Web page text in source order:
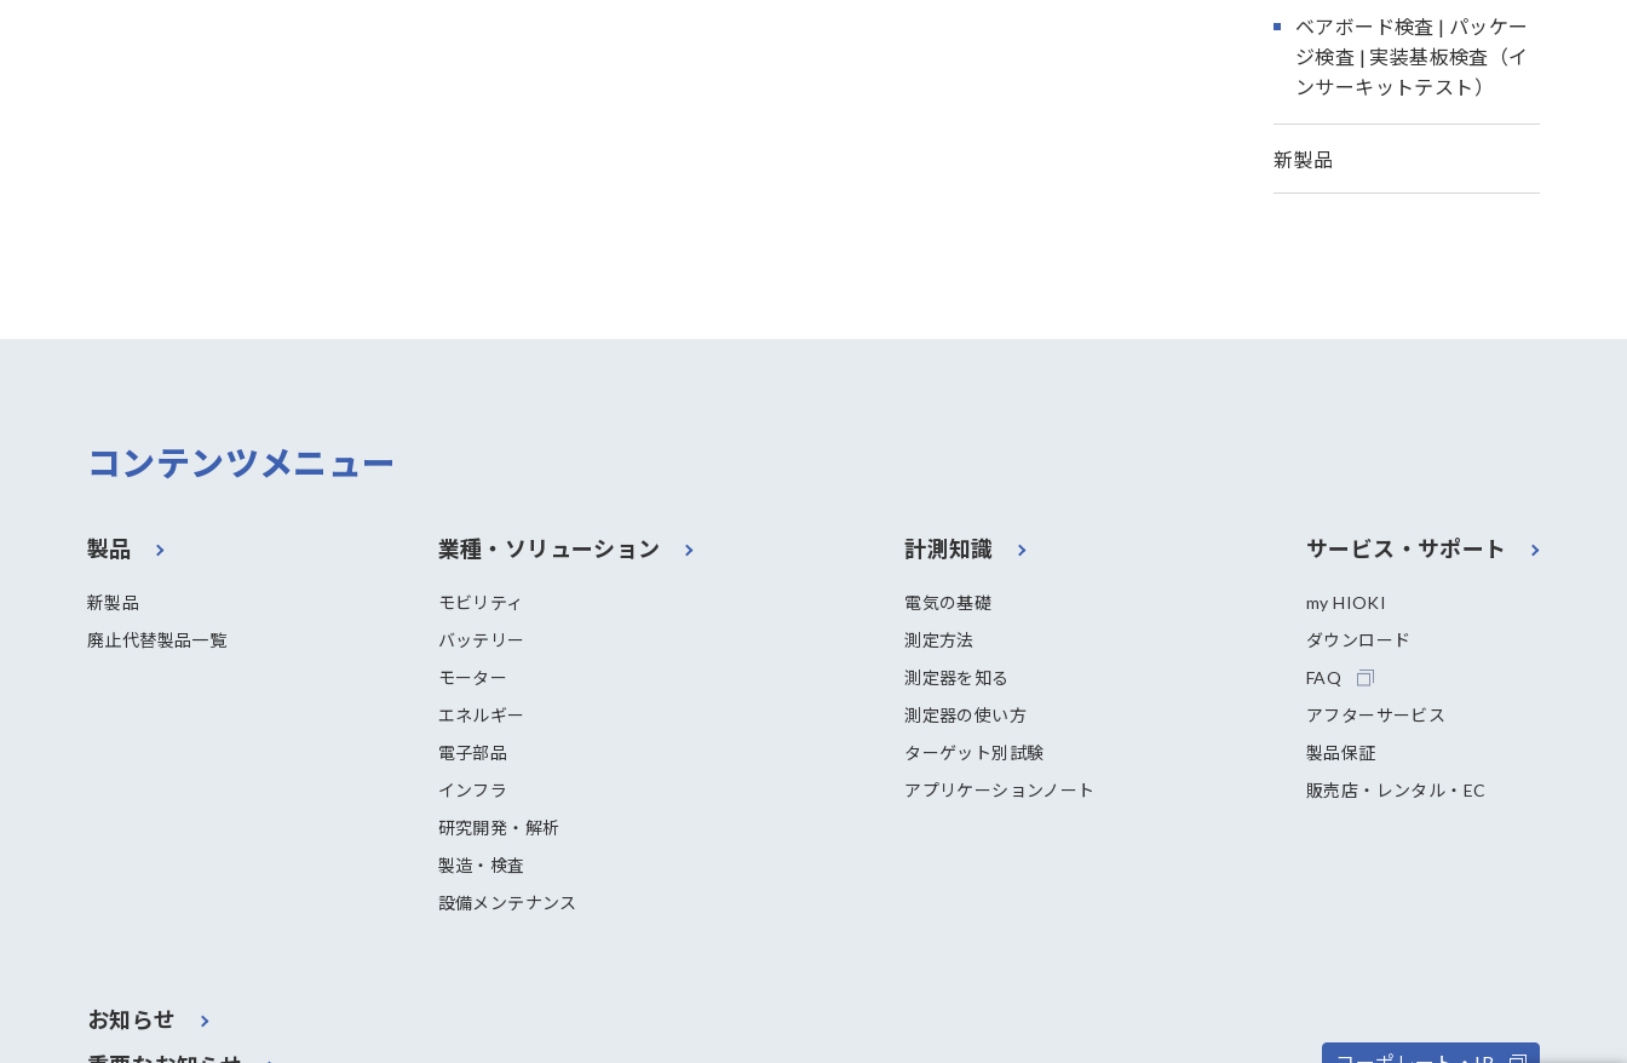
ベアボード検査 | パッケー
ジ検査 | 実装基板検査（イ
ンサーキットテスト）
新製品
コンテンツメニュー
製品
新製品
廃止代替製品一覧
業種・ソリューション
モビリティ
バッテリー
モーター
エネルギー
電子部品
インフラ
研究開発・解析
製造・検査
設備メンテナンス
計測知識
電気の基礎
測定方法
測定器を知る
測定器の使い方
ターゲット別試験
アプリケーションノート
サービス・サポート
my HIOKI
ダウンロード
FAQ
アフターサービス
製品保証
販売店・レンタル・EC
お知らせ